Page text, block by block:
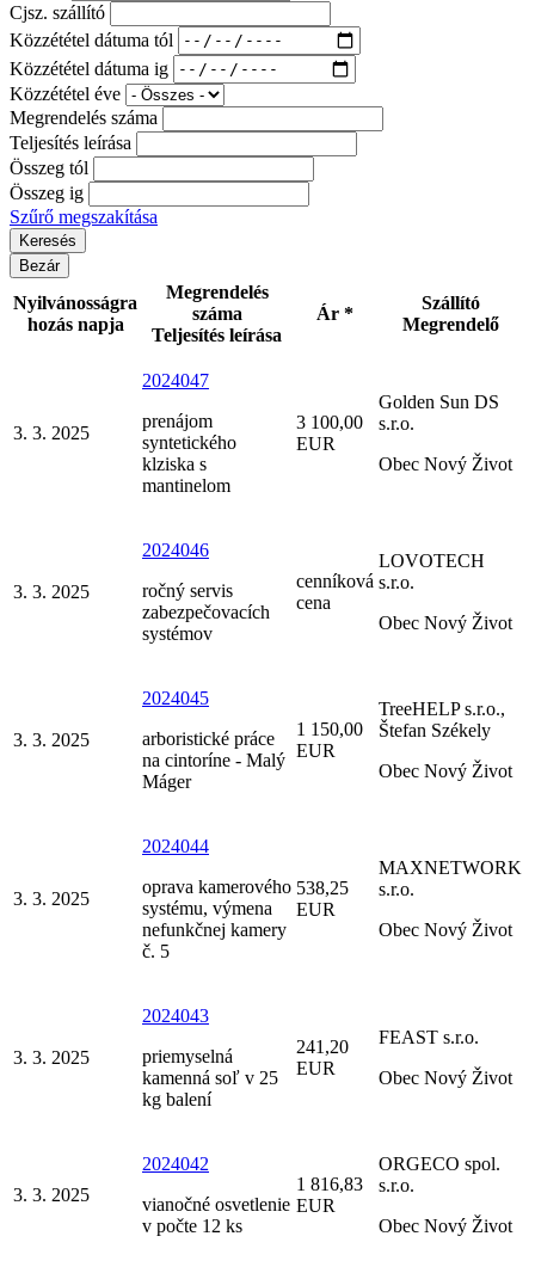
Cjsz. szállító
Közzététel dátuma tól
Közzététel dátuma ig
Közzététel éve
Megrendelés száma
Teljesítés leírása
Összeg tól
Összeg ig
Szűrő megszakítása
Bezár
Nyilvánosságra
hozás napja
Megrendelés
száma
Teljesítés leírása
Ár *
Szállító
Megrendelő
3. 3. 2025
2024047
prenájom
syntetického
klziska s
mantinelom
3 100,00
EUR
Golden Sun DS
s.r.o.
Obec Nový Život
3. 3. 2025
2024046
ročný servis
zabezpečovacích
systémov
cenníková
cena
LOVOTECH
s.r.o.
Obec Nový Život
3. 3. 2025
2024045
arboristické práce
na cintoríne - Malý
Máger
1 150,00
EUR
TreeHELP s.r.o.,
Štefan Székely
Obec Nový Život
3. 3. 2025
2024044
oprava kamerového
systému, výmena
nefunkčnej kamery
č. 5
538,25
EUR
MAXNETWORK
s.r.o.
Obec Nový Život
3. 3. 2025
2024043
priemyselná
kamenná soľ v 25
kg balení
241,20
EUR
FEAST s.r.o.
Obec Nový Život
3. 3. 2025
2024042
vianočné osvetlenie
v počte 12 ks
1 816,83
EUR
ORGECO spol.
s.r.o.
Obec Nový Život